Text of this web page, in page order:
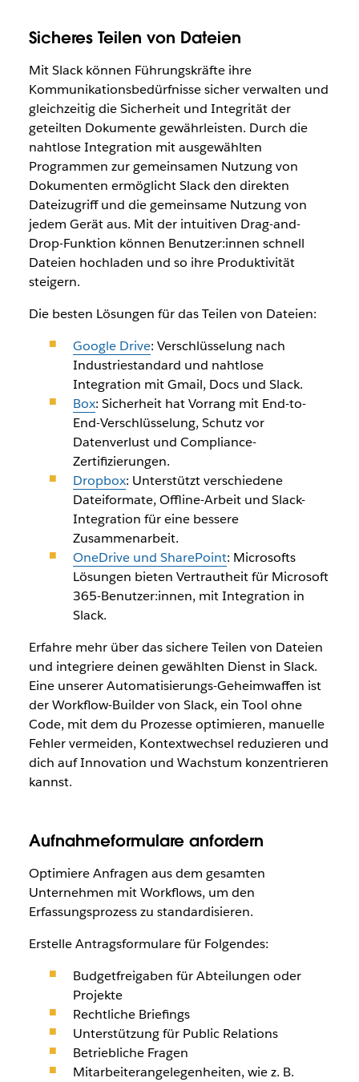
Sicheres Teilen von Dateien
Mit Slack können Führungskräfte ihre
Kommunikationsbedürfnisse sicher verwalten und
gleichzeitig die Sicherheit und Integrität der
geteilten Dokumente gewährleisten. Durch die
nahtlose Integration mit ausgewählten
Programmen zur gemeinsamen Nutzung von
Dokumenten ermöglicht Slack den direkten
Dateizugriff und die gemeinsame Nutzung von
jedem Gerät aus. Mit der intuitiven Drag-and-
Drop-Funktion können Benutzer:innen schnell
Dateien hochladen und so ihre Produktivität
steigern.
Die besten Lösungen für das Teilen von Dateien:
Google Drive: Verschlüsselung nach
Industriestandard und nahtlose
Integration mit Gmail, Docs und Slack.
Box: Sicherheit hat Vorrang mit End-to-
End-Verschlüsselung, Schutz vor
Datenverlust und Compliance-
Zertifizierungen.
Dropbox: Unterstützt verschiedene
Dateiformate, Offline-Arbeit und Slack-
Integration für eine bessere
Zusammenarbeit.
OneDrive und SharePoint: Microsofts
Lösungen bieten Vertrautheit für Microsoft
365-Benutzer:innen, mit Integration in
Slack.
Erfahre mehr über das sichere Teilen von Dateien
und integriere deinen gewählten Dienst in Slack.
Eine unserer Automatisierungs-Geheimwaffen ist
der Workflow-Builder von Slack, ein Tool ohne
Code, mit dem du Prozesse optimieren, manuelle
Fehler vermeiden, Kontextwechsel reduzieren und
dich auf Innovation und Wachstum konzentrieren
kannst.
Aufnahmeformulare anfordern
Optimiere Anfragen aus dem gesamten
Unternehmen mit Workflows, um den
Erfassungsprozess zu standardisieren.
Erstelle Antragsformulare für Folgendes:
Budgetfreigaben für Abteilungen oder
Projekte
Rechtliche Briefings
Unterstützung für Public Relations
Betriebliche Fragen
Mitarbeiterangelegenheiten, wie z. B.